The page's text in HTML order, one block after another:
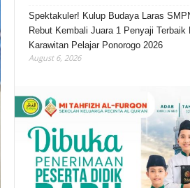
Spektakuler! Kulup Budaya Laras
Rebut Kembali Juara 1 Penyaji Terbaik
Karawitan Pelajar Ponorogo 2026
August 6, 2026